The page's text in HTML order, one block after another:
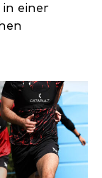
einer